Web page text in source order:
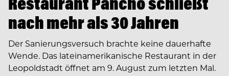
nach mehr als 30 Jahren
Der Sanierungsversuch brachte keine dauerhafte
Wende. Das lateinamerikanische Restaurant in der
Leopoldstadt öffnet am 9. August zum letzten Mal.